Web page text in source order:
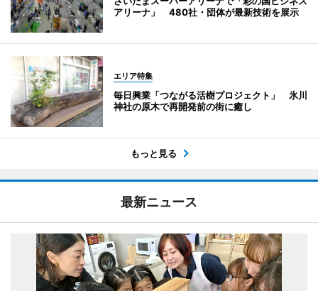
アリーナ」 480社・団体が最新技術を展示
エリア特集
毎日興業「つながる活樹プロジェクト」 氷川
神社の原木で再開発前の街に癒し
もっと見る
最新ニュース